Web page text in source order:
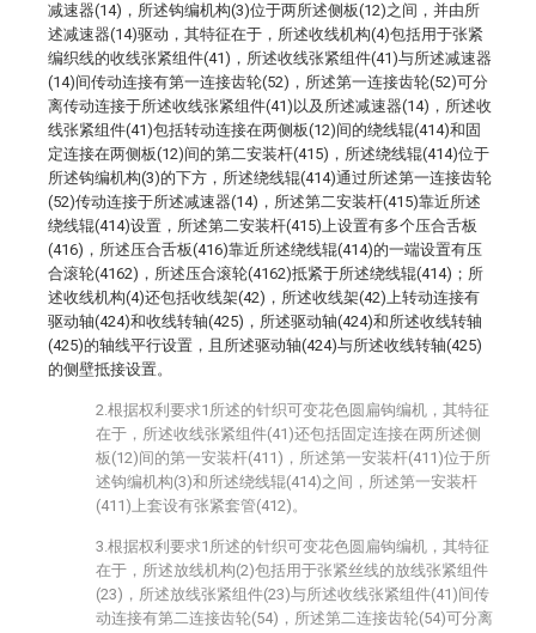
减速器(14)，所述钩编机构(3)位于两所述侧板(12)之间，并由所
述减速器(14)驱动，其特征在于，所述收线机构(4)包括用于张紧
编织线的收线张紧组件(41)，所述收线张紧组件(41)与所述减速器
(14)间传动连接有第一连接齿轮(52)，所述第一连接齿轮(52)可分
离传动连接于所述收线张紧组件(41)以及所述减速器(14)，所述收
线张紧组件(41)包括转动连接在两侧板(12)间的绕线辊(414)和固
定连接在两侧板(12)间的第二安装杆(415)，所述绕线辊(414)位于
所述钩编机构(3)的下方，所述绕线辊(414)通过所述第一连接齿轮
(52)传动连接于所述减速器(14)，所述第二安装杆(415)靠近所述
绕线辊(414)设置，所述第二安装杆(415)上设置有多个压合舌板
(416)，所述压合舌板(416)靠近所述绕线辊(414)的一端设置有压
合滚轮(4162)，所述压合滚轮(4162)抵紧于所述绕线辊(414)；所
述收线机构(4)还包括收线架(42)，所述收线架(42)上转动连接有
驱动轴(424)和收线转轴(425)，所述驱动轴(424)和所述收线转轴
(425)的轴线平行设置，且所述驱动轴(424)与所述收线转轴(425)
的侧壁抵接设置。
2.根据权利要求1所述的针织可变花色圆扁钩编机，其特征
在于，所述收线张紧组件(41)还包括固定连接在两所述侧
板(12)间的第一安装杆(411)，所述第一安装杆(411)位于所
述钩编机构(3)和所述绕线辊(414)之间，所述第一安装杆
(411)上套设有张紧套管(412)。
3.根据权利要求1所述的针织可变花色圆扁钩编机，其特征
在于，所述放线机构(2)包括用于张紧丝线的放线张紧组件
(23)，所述放线张紧组件(23)与所述收线张紧组件(41)间传
动连接有第二连接齿轮(54)，所述第二连接齿轮(54)可分离